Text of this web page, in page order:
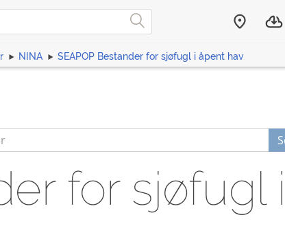
NINA SEAPOP Bestander for sjøfugl i åpent hav
for sjøfugl